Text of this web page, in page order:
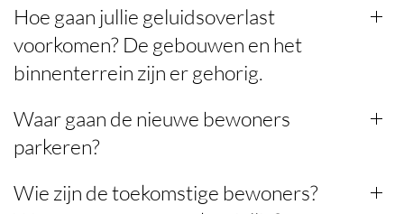
Hoe gaan jullie geluidsoverlast
voorkomen? De gebouwen en het
binnenterrein zijn er gehorig.
Waar gaan de nieuwe bewoners
parkeren?
Wie zijn de toekomstige bewoners?